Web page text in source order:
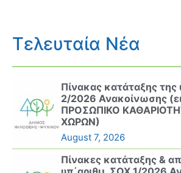
Τελευταία Νέα
Πίνακας κατάταξης της
2/2026 Ανακοίνωσης
ΠΡΟΣΩΠΙΚΟ
ΧΩΡΩΝ)
August 7, 2026
Πίνακες κατάταξης &